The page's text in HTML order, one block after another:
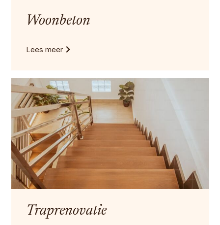
Woonbeton
Lees meer
Traprenovatie